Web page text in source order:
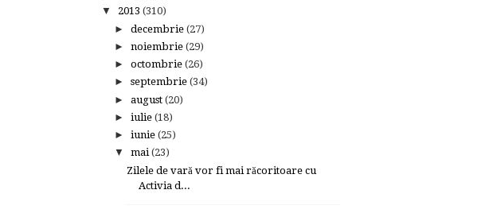
▼ 2013 (310)
► decembrie (27)
► noiembrie (29)
► octombrie (26)
► septembrie (34)
► august (20)
► iulie (18)
► iunie (25)
▼ mai(23)
Zilele de vară vor fi mai răcoritoare cu
Activia d...